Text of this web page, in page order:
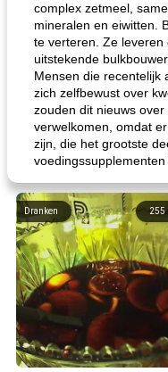
complex zetmeel,
mineralen en eiwitten.
te verteren. Ze leveren
uitstekende
Mensen die recentelijk
zich zelfbewust over
zouden dit nieuws
verwelkomen, omdat
zijn, die het grootste
voedingssupplementen
255
Dranken